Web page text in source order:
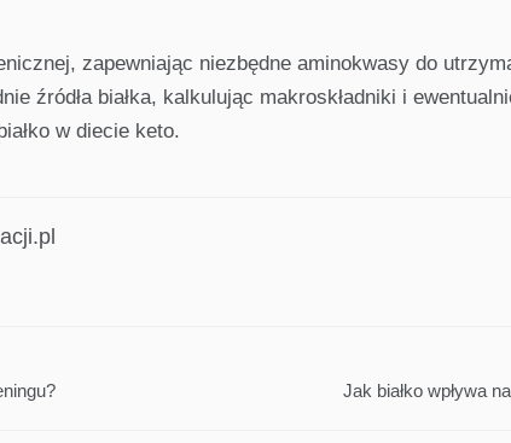
zapewniając niezbędne aminokwasy do
źródła białka, kalkulując makroskładniki i
w diecie keto.
Jak białko wpływa